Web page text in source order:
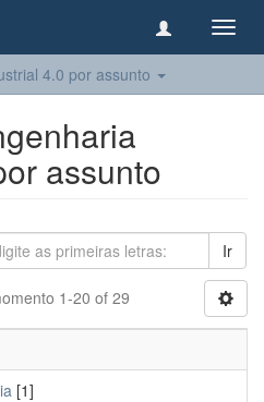
4.0 por assunto
assunto
Ir
1-20 of 29
[1]